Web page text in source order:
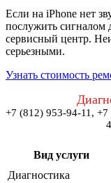
Если на iPhone нет
послужить сигналом
сервисный центр.
серьезными.
Узнать стоимость
+7 (812) 953-94-11,
Вид услуги
Диагностика